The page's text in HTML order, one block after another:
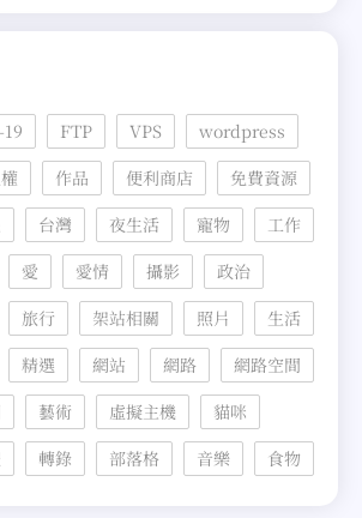
FTP VPS
wordpress
作品 便利商店
免費資源
台灣 夜生活 寵物
工作
愛 愛情 攝影
政治
旅行 架站相關 照片
生活
精選 網站 網路
網路空間
藝術 虛擬主機
貓咪
轉錄 部落格 音樂 食物